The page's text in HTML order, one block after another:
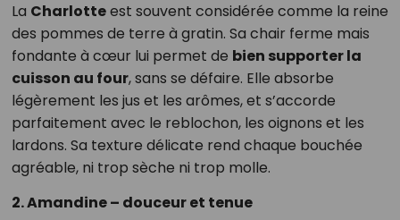
La Charlotteest souvent considérée comme la reine
des pommes de terre à gratin. Sa chair ferme mais
fondante à cœur lui permet de bien supporter la
cuisson au four, sans se défaire. Elle absorbe
légèrement les jus et les arômes, et s’accorde
parfaitement avec le reblochon, les oignons et les
lardons. Sa texture délicate rend chaque bouchée
agréable, ni trop sèche ni trop molle.
2. Amandine – douceur et tenue